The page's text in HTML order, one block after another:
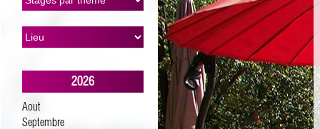
2026
Aout
Septembre